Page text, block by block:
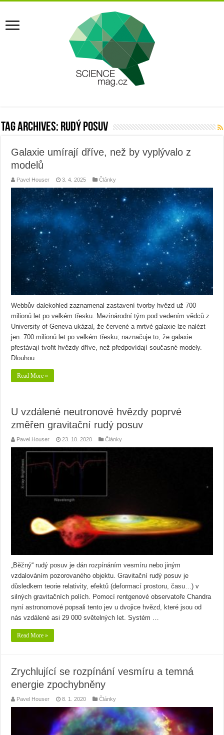
Tag Archives: rudý posuv
Galaxie umírají dříve, než by vyplývalo z
modelů
Pavel Houser 3. 4. 2025 Články
Webbův dalekohled zaznamenal zastavení tvorby hvězd už 700
milionů let po velkém třesku. Mezinárodní tým pod vedením vědců z
University of Geneva ukázal, že červené a mrtvé galaxie lze nalézt
jen. 700 milionů let po velkém třesku; naznačuje to, že galaxie
přestávají tvořit hvězdy dříve, než předpovídají současné modely.
Dlouhou …
Read More »
U vzdálené neutronové hvězdy poprvé
změřen gravitační rudý posuv
Pavel Houser 23. 10. 2020 Články
„Běžný“ rudý posuv je dán rozpínáním vesmíru nebo jiným
vzdalováním pozorovaného objektu. Gravitační rudý posuv je
důsledkem teorie relativity, efektů (deformací prostoru, času…) v
silných gravitačních polích. Pomocí rentgenové observatoře Chandra
nyní astronomové popsali tento jev u dvojice hvězd, které jsou od
nás vzdálené asi 29 000 světelných let. Systém …
Read More »
Zrychlující se rozpínání vesmíru a temná
energie zpochybněny
Pavel Houser 8. 1. 2020 Články